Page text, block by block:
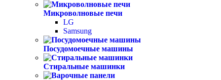
Микроволновые печи
LG
Samsung
Посудомоечные машины
Стиральные машинки